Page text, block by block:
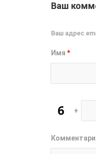
Ваш
Ваш адрес
Имя *
+